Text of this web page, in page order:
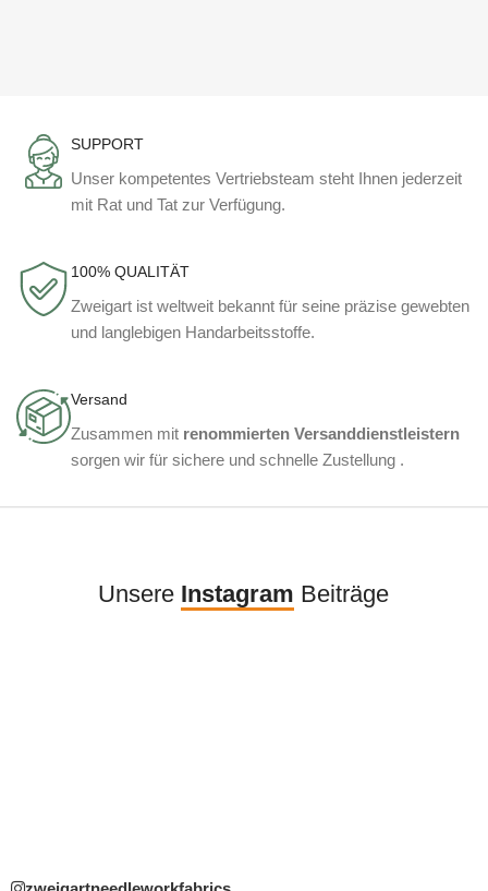
SUPPORT
Unser kompetentes Vertriebsteam steht Ihnen jederzeit
mit Rat und Tat zur Verfügung.
100% QUALITÄT
Zweigart ist weltweit bekannt für seine präzise gewebten
und langlebigen Handarbeitsstoffe.
Versand
Zusammen mit renommierten Versanddienstleistern
sorgen wir für sichere und schnelle Zustellung .
Unsere Instagram Beiträge